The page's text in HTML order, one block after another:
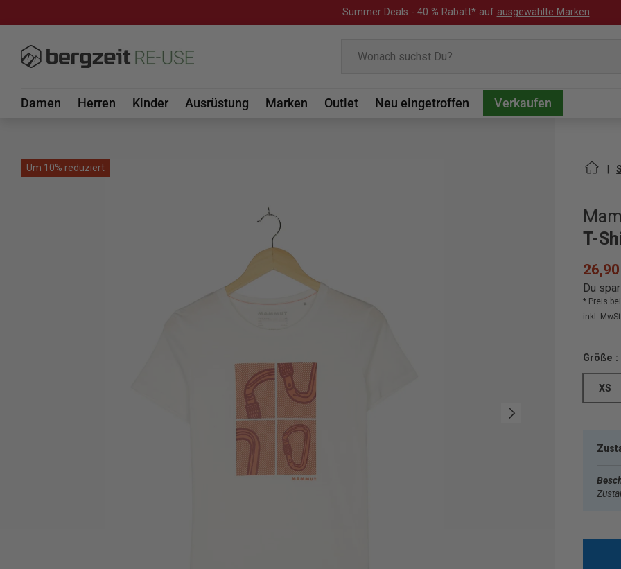
Summer Deals - 40 % Rabatt* auf ausgewählte Marken
Damen Herren Kinder Ausrüstung Marken Outlet Neu eingetroffen Verkaufen
Um 10% reduziert
Nächste
T-
Du
* Preis
inkl.
Größe :
XS